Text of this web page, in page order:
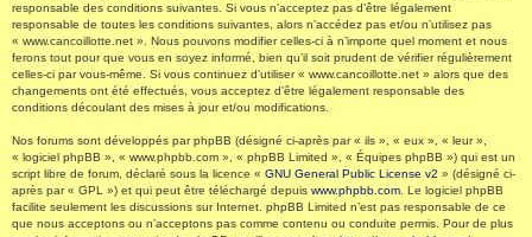
responsable des conditions suivantes. Si vous n’acceptez pas d’être légalement
responsable de toutes les conditions suivantes, alors n’accédez pas et/ou n’utilisez pas
« www.cancoillotte.net ». Nous pouvons modifier celles-ci à n’importe quel moment et nous
ferons tout pour que vous en soyez informé, bien qu’il soit prudent de vérifier régulièrement
celles-ci par vous-même. Si vous continuez d’utiliser « www.cancoillotte.net » alors que des
changements ont été effectués, vous acceptez d’être légalement responsable des
conditions découlant des mises à jour et/ou modifications.
Nos forums sont développés par phpBB (désigné ci-après par « ils », « eux », « leur »,
« logiciel phpBB », « www.phpbb.com », « phpBB Limited », « Équipes phpBB ») qui est un
script libre de forum, déclaré sous la licence « GNU General Public License v2 » (désigné ci-
après par « GPL ») et qui peut être téléchargé depuis www.phpbb.com . Le logiciel phpBB
facilite seulement les discussions sur Internet. phpBB Limited n’est pas responsable de ce
que nous acceptons ou n’acceptons pas comme contenu ou conduite permis. Pour de plus